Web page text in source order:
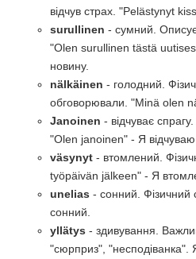
відчув страх. "Pelästynyt
surullinen - сумний. Описує
"Olen surullinen tästä
новину.
nälkäinen - голодний.
обговорювали. "Minä olen
Janoinen - відчуває
"Olen janoinen" - Я відчуваю
väsynyt - втомлений.
työpäivän jälkeen" - Я
unelias - сонний.
сонний.
yllätys - здивування.
"сюрприз",